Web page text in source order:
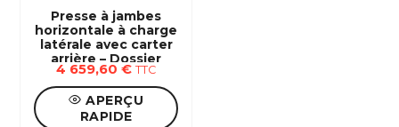
Presse à jambes
horizontale à charge
latérale avec carter
arrière – Dossier
réglable 80, 100 ou
120kg
4 659,60€ TTC
APERÇU
RAPIDE